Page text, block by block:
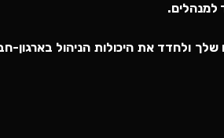
למנהלים.
שלך ולחדד את היכולות הניהול